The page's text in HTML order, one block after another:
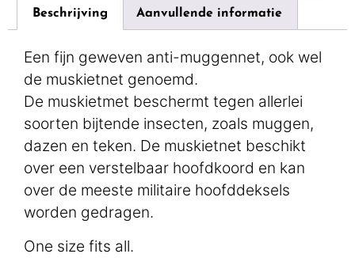
Beschrijving Aanvullende informatie
Een fijn geweven anti-muggennet, ook wel
de muskietnet genoemd.
De muskietmet beschermt tegen allerlei
soorten bijtende insecten, zoals muggen,
dazen en teken. De muskietnet beschikt
over een verstelbaar hoofdkoord en kan
over de meeste militaire hoofddeksels
worden gedragen.
One size fits all.